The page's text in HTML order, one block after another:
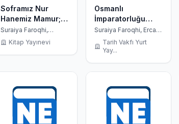
Soframız Nur
Hanemiz Mamur;
Osmanlı Maddi
Kültüründe Yemek
Suraiya Faroqhi,
Christoph K. Neumann
Kitap Yayınevi
Osmanlı
İmparatorluğu
Tarihi
Suraiya Faroqhi, Ercan
Ertürk
Tarih Vakfı Yurt
Yay...